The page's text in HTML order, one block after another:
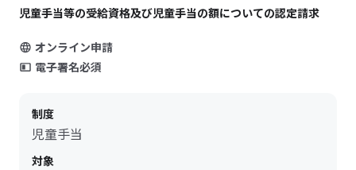
児童手当等の受給資格及び児童手当の額についての認定請求
オンライン申請
電子署名必須
制度
児童手当
対象